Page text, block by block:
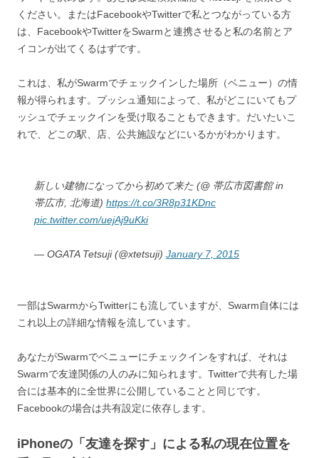
ください。またはFacebookやTwitterで私とつながっている方
は、FacebookやTwitterをSwarmと連携させると私の名前とア
イコンが出てくるはずです。
これは、私がSwarmでチェックインした場所（ベニュー）の情
報が得られます。プッシュ通知によって、私がどこにいてもプ
ッシュでチェックインを受け取ることもできます。だいたいこ
れで、どこの駅、店、公共施設などにいるかがわかります。
新しい建物になってから初めて来た (@ 帯広市図書館 in
帯広市, 北海道) https://t.co/3R8p31KDnc
pic.twitter.com/uejAj9uKki
— OGATA Tetsuji (@xtetsuji) January 7, 2015
一部はSwarmからTwitterにも流していますが、Swarm自体には
これ以上の詳細な情報を流しています。
あなたがSwarmでベニューにチェックインをすれば、それは
Swarmで友達関係の人のみに知られます。Twitterで共有した場
合には基本的に全世界に公開していることと同じです。
Facebookの場合は共有設定に依存します。
iPhoneの「友達を探す」による私の現在位置を